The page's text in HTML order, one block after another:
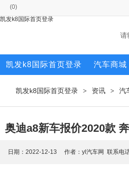
(0)
凯发k8国际首页登录
凯发k8国际首页登录 汽车商城
凯发k8国际首页登录 > 资讯 > 汽
奥迪a8新车报价2020款
日期：2022-12-13 作者：yl汽车网 联系电